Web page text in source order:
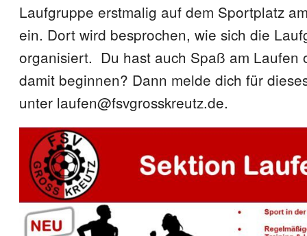
Laufgruppe erstmalig auf dem Sportplatz
ein. Dort wird besprochen, wie sich die
organisiert. Du hast auch Spaß am Laufen
damit beginnen? Dann melde dich für
unter laufen@fsvgrosskreutz.de.